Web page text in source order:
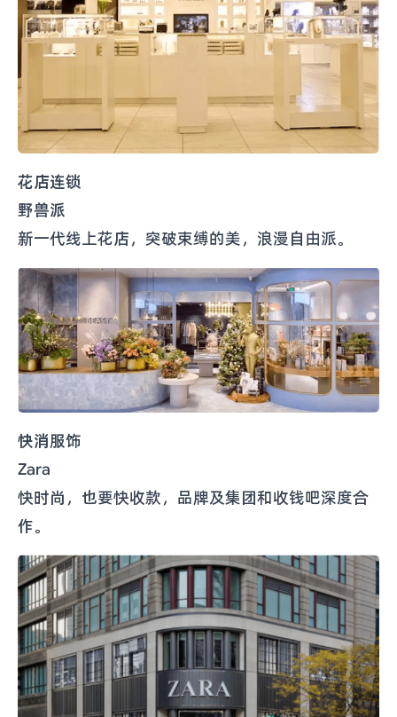
花店连锁
野兽派
新一代线上花店，突破束缚的美，浪漫自由派。
快消服饰
Zara
快时尚，也要快收款，品牌及集团和收钱吧深度合
作。